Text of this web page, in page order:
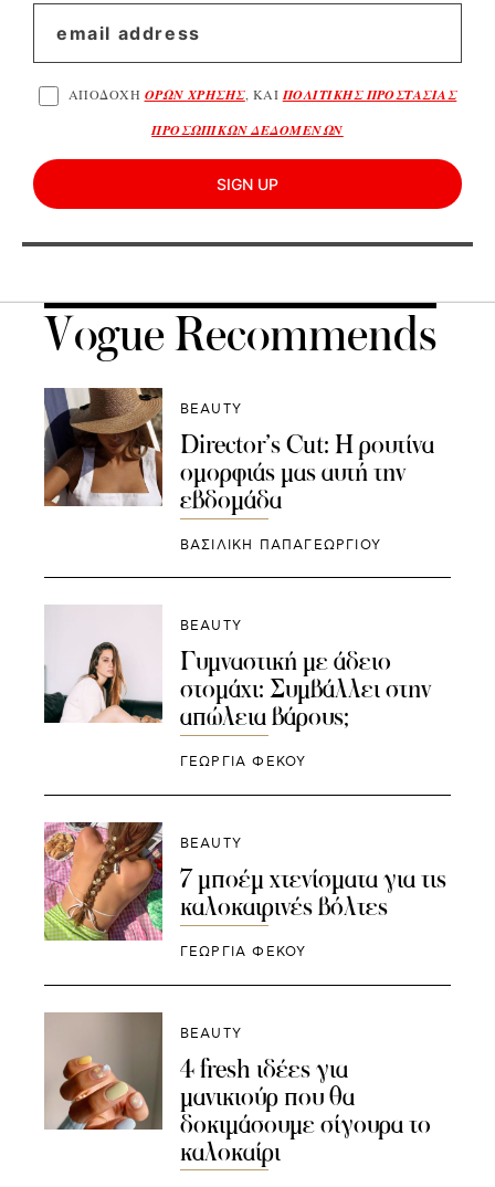
ΑΠΟΔΟΧΗ ΟΡΩΝ ΧΡΗΣΗΣ, ΚΑΙ ΠΟΛΙΤΙΚΗΣ ΠΡΟΣΤΑΣΙΑΣ
ΠΡΟΣΩΠΙΚΩΝ ΔΕΔΟΜΕΝΩΝ
SIGN UP
Vogue Recommends
BEAUTY
Director’s Cut: H ρουτίνα
ομορφιάς μας αυτή την
εβδομάδα
ΒΑΣΙΛΙΚΗ ΠΑΠΑΓΕΩΡΓΙΟΥ
BEAUTY
Γυμναστική με άδειο
στομάχι: Συμβάλλει στην
απώλεια βάρους;
ΓΕΩΡΓΙΑ ΦΕΚΟΥ
BEAUTY
7 μποέμ χτενίσματα για τις
καλοκαιρινές βόλτες
ΓΕΩΡΓΙΑ ΦΕΚΟΥ
BEAUTY
4 fresh ιδέες για
μανικιούρ που θα
δοκιμάσουμε σίγουρα το
καλοκαίρι